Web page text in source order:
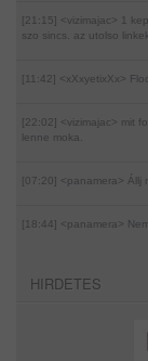
[21:15] <vizimajac> 1
szo sincs. az utolso
[11:42] <xXxyetixXx>
[22:02] <vizimajac>
mit
lenne moka.
[07:20] <panamera> Állj
[18:44] <panamera>
HIRDETES